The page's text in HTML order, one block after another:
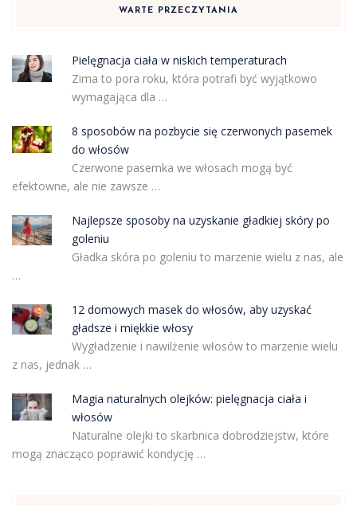
WARTE PRZECZYTANIA
Pielęgnacja ciała w niskich temperaturach
Zima to pora roku, która potrafi być wyjątkowo
wymagająca dla …
8 sposobów na pozbycie się czerwonych pasemek
do włosów
Czerwone pasemka we włosach mogą być
efektowne, ale nie zawsze …
Najlepsze sposoby na uzyskanie gładkiej skóry po
goleniu
Gładka skóra po goleniu to marzenie wielu z nas, ale
…
12 domowych masek do włosów, aby uzyskać
gładsze i miękkie włosy
Wygładzenie i nawilżenie włosów to marzenie wielu
z nas, jednak …
Magia naturalnych olejków: pielęgnacja ciała i
włosów
Naturalne olejki to skarbnica dobrodziejstw, które
mogą znacząco poprawić kondycję …